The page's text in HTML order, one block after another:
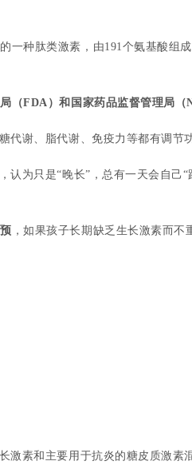
一种肽类激素，由191个氨基酸组
（FDA）和国家药品监督管理局（
代谢、脂代谢、免疫力等都有调节
认为只是“晚长”，总有一天会自
，如果孩子长期缺乏生长激素而
激素和主要用于抗炎的糖皮质激